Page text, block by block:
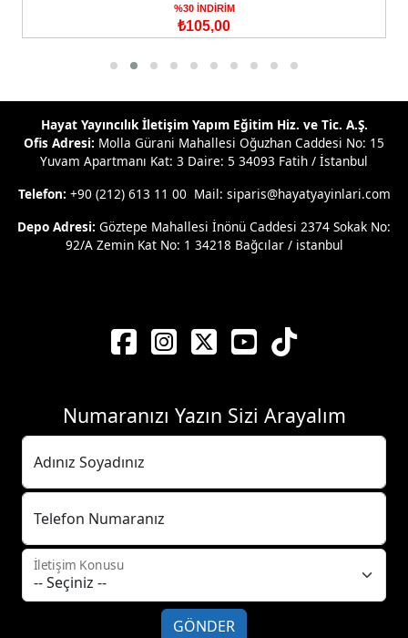
%30 İNDİRİM
₺105,00
Hayat Yayıncılık İletişim Yapım Eğitim Hiz. ve Tic. A.Ş.
Ofis Adresi: Molla Gürani Mahallesi Oğuzhan Caddesi No: 15
Yuvam Apartmanı Kat: 3 Daire: 5 34093 Fatih / İstanbul
Telefon: +90 (212) 613 11 00 Mail: siparis@hayatyayinlari.com
Depo Adresi: Göztepe Mahallesi İnönü Caddesi 2374 Sokak No:
92/A Zemin Kat No: 1 34218 Bağcılar / istanbul
Numaranızı Yazın Sizi Arayalım
Adınız Soyadınız
Telefon Numaranız
İletişim Konusu
GÖNDER